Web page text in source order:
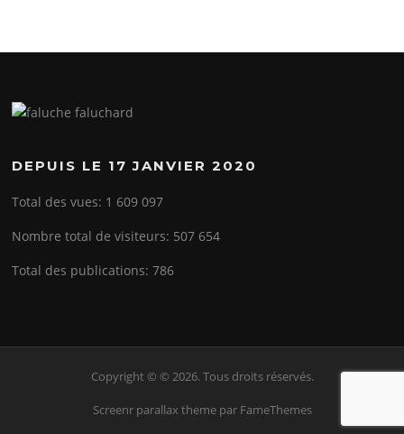
DEPUIS LE 17 JANVIER 2020
Total des vues: 1 609 097
Nombre total de visiteurs: 507 654
Total des publications:786
Copyright © © 2026. Tous droits réservés.
Screenr parallax themepar FameThemes